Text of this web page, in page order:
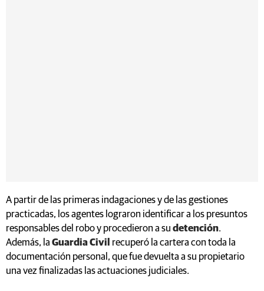
A partir de las primeras indagaciones y de las gestiones
practicadas, los agentes lograron identificar a los presuntos
responsables del robo y procedieron a su detención.
Además, la Guardia Civil recuperó la cartera con toda la
documentación personal, que fue devuelta a su propietario
una vez finalizadas las actuaciones judiciales.